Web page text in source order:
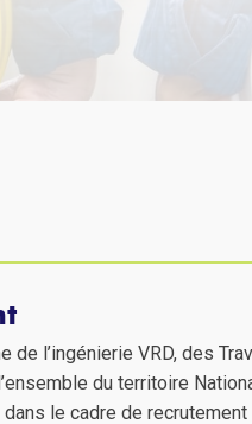
l’ingénierie VRD, des
du territoire
le cadre de recrutement